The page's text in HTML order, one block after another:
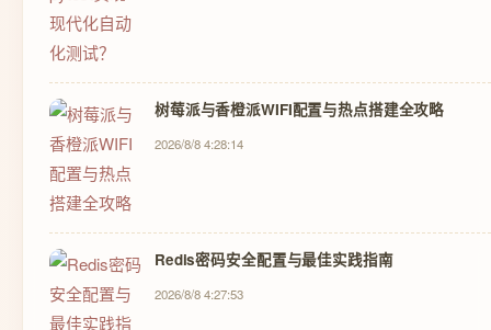
树莓派与香橙派WIFI配置与热点搭建全攻略
2026/8/8 4:28:14
Redis密码安全配置与最佳实践指南
2026/8/8 4:27:53